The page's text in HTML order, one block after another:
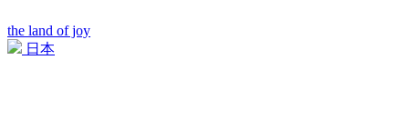
the land of joy
日本